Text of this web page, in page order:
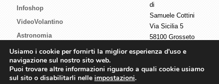
Infoshop
VideoVolantino
Astronomia
Tecnologia
Live streaming
di
Samuele Cottini
Via Sicilia 5
58100 Grosseto
P.I. 01440730537
Usiamo i cookie per fornirti la miglior esperienza d'uso e
navigazione sul nostro sito web.
Puoi trovare altre informazioni riguardo a quali cookie usiamo
sul sito o disabilitarli nelle impostazioni.